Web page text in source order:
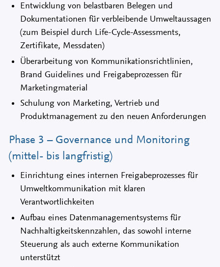
Entwicklung von belastbaren Belegen und
Dokumentationen für verbleibende Umweltaussagen
(zum Beispiel durch Life-Cycle-Assessments,
Zertifikate, Messdaten)
Überarbeitung von Kommunikationsrichtlinien,
Brand Guidelines und Freigabeprozessen für
Marketingmaterial
Schulung von Marketing, Vertrieb und
Produktmanagement zu den neuen Anforderungen
Phase 3 – Governance und Monitoring
(mittel- bis langfristig)
Einrichtung eines internen Freigabeprozesses für
Umweltkommunikation mit klaren
Verantwortlichkeiten
Aufbau eines Datenmanagementsystems für
Nachhaltigkeitskennzahlen, das sowohl interne
Steuerung als auch externe Kommunikation
unterstützt